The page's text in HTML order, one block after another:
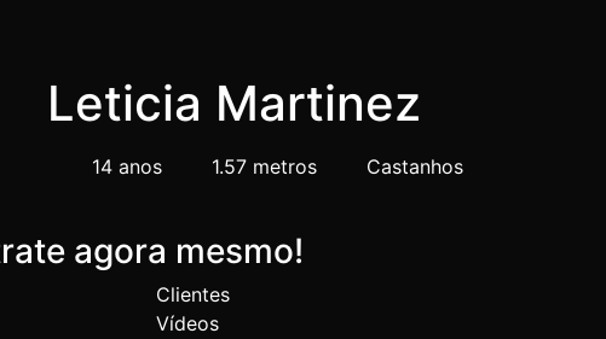
Leticia Martinez
14 anos 1.57 metros
Castanhos
agora mesmo!
Clientes
Vídeos